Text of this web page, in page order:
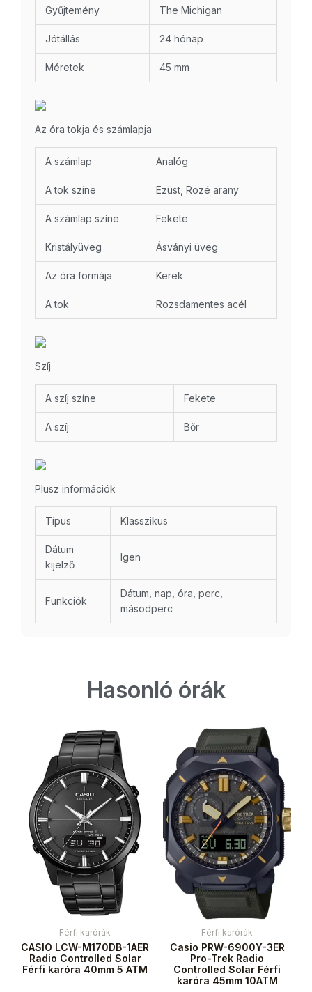
Gyűjtemény The Michigan
Jótállás 24 hónap
Méretek 45 mm
Az óra tokja és számlapja
A számlap Analóg
A tok színe Ezüst, Rozé arany
A számlap színe Fekete
Kristályüveg Ásványi üveg
Az óra formája Kerek
A tok Rozsdamentes acél
Szíj
A szíj színe Fekete
A szíj Bőr
Plusz információk
Típus Klasszikus
Dátum
kijelző
Igen
Funkciók
Dátum, nap, óra, perc,
másodperc
Hasonló órák
Férfi karórák
CASIO LCW-M170DB-1AER
Radio Controlled Solar
Férfi karóra 40mm 5 ATM
Férfi karórák
Casio PRW-6900Y-3ER
Pro-Trek Radio
Controlled Solar Férfi
karóra 45mm 10ATM